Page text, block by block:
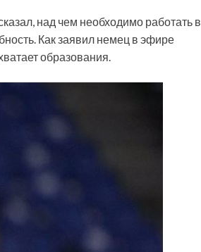
над чем необходимо работать в
Как заявил немец в эфире
образования.